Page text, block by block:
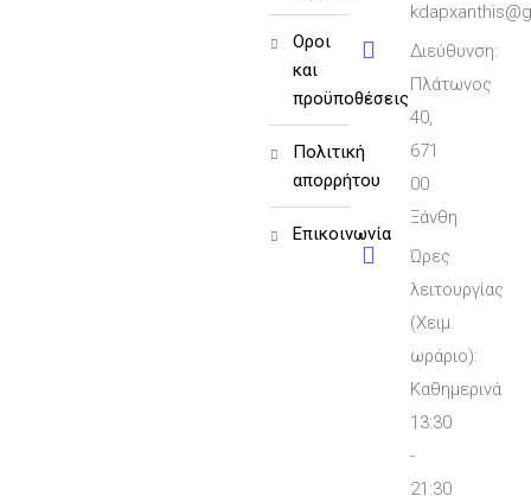
όροι
και
προϋποθέσεις
πολιτική
απορρήτου
επικοινωνία
Διεύθυνση:
Πλάτωνος
40,
671
00
Ξάνθη
Ώρες
λειτουργίας
(Χειμ.
ωράριο):
Καθημερινά
13:30
-
21:30